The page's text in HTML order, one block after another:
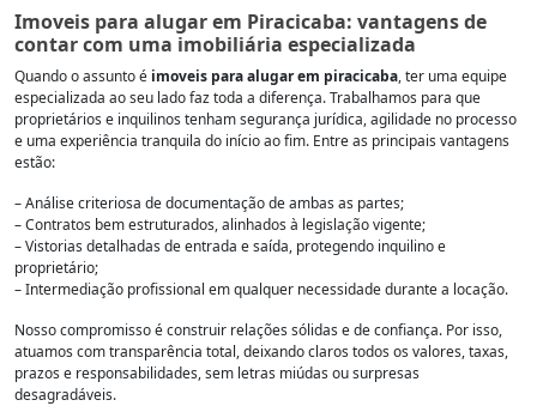
Imoveis para alugar em Piracicaba: vantagens de
contar com uma imobiliária especializada
Quando o assunto é imoveis para alugar em piracicaba, ter uma equipe
especializada ao seu lado faz toda a diferença. Trabalhamos para que
proprietários e inquilinos tenham segurança jurídica, agilidade no processo
e uma experiência tranquila do início ao fim. Entre as principais vantagens
estão:
– Análise criteriosa de documentação de ambas as partes;
– Contratos bem estruturados, alinhados à legislação vigente;
– Vistorias detalhadas de entrada e saída, protegendo inquilino e
proprietário;
– Intermediação profissional em qualquer necessidade durante a locação.
Nosso compromisso é construir relações sólidas e de confiança. Por isso,
atuamos com transparência total, deixando claros todos os valores, taxas,
prazos e responsabilidades, sem letras miúdas ou surpresas
desagradáveis.